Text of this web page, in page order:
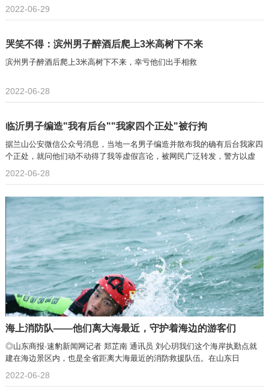
2022-06-29
哭笑不得：滨州男子醉酒后爬上3米高树下不来
滨州男子醉酒后爬上3米高树下不来，幸亏他们出手相救
2022-06-28
临沂男子编造"我有后台""我家四个正处"被行拘
据兰山公安微信公众号消息，当地一名男子编造并散布我的确有后台我家四
个正处，就问他们动不动得了我等虚假言论，被网民广泛转发，警方以虚
2022-06-28
海上消防队——他们离大海最近，守护着海边的游客们
◎山东商报·速豹新闻网记者 郑芷南 通讯员 刘心玥我们这个海岸执勤点就
建在海边景区内，也是全省距离大海最近的消防救援队伍。在山东日
2022-06-28